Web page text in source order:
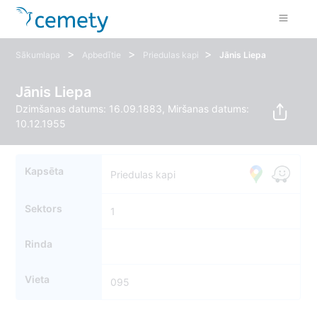
Sākumlapa > Apbedītie > Priedulas kapi > Jānis Liepa
Jānis Liepa
Dzimšanas datums: 16.09.1883, Miršanas datums:
10.12.1955
Kapsēta Priedulas kapi
Sektors 1
Rinda
Vieta 095